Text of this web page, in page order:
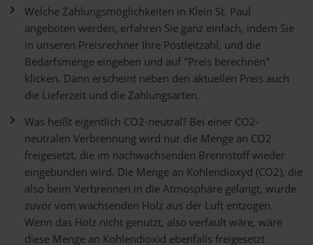
Welche Zahlungsmöglichkeiten in Klein St. Paul
angeboten werden, erfahren Sie ganz einfach, indem Sie
in unseren Preisrechner Ihre Postleitzahl, und die
Bedarfsmenge eingeben und auf "Preis berechnen"
klicken. Dann erscheint neben den aktuellen Preis auch
die Lieferzeit und die Zahlungsarten.
Was heißt eigentlich CO2-neutral? Bei einer CO2-
neutralen Verbrennung wird nur die Menge an CO2
freigesetzt, die im nachwachsenden Brennstoff wieder
eingebunden wird. Die Menge an Kohlendioxyd (CO2), die
also beim Verbrennen in die Atmosphäre gelangt, wurde
zuvor vom wachsenden Holz aus der Luft entzogen.
Wenn das Holz nicht genutzt, also verfault wäre, wäre
diese Menge an Kohlendioxid ebenfalls freigesetzt